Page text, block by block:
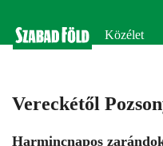
Közélet
Vereckétől
Harmincnapos